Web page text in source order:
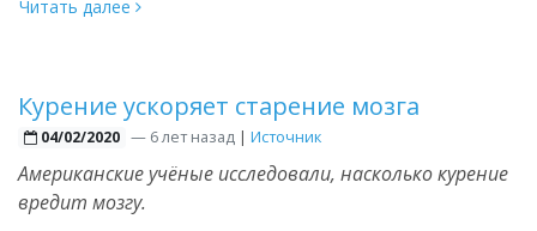
Читать далее
Курение ускоряет старение мозга
04/02/2020 —6 лет назад | Источник
Американские учёные исследовали, насколько курение
вредит мозгу.